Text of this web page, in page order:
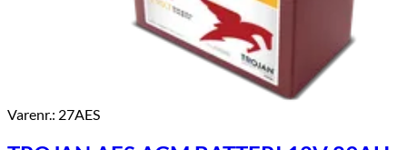
Varenr.: 27AES